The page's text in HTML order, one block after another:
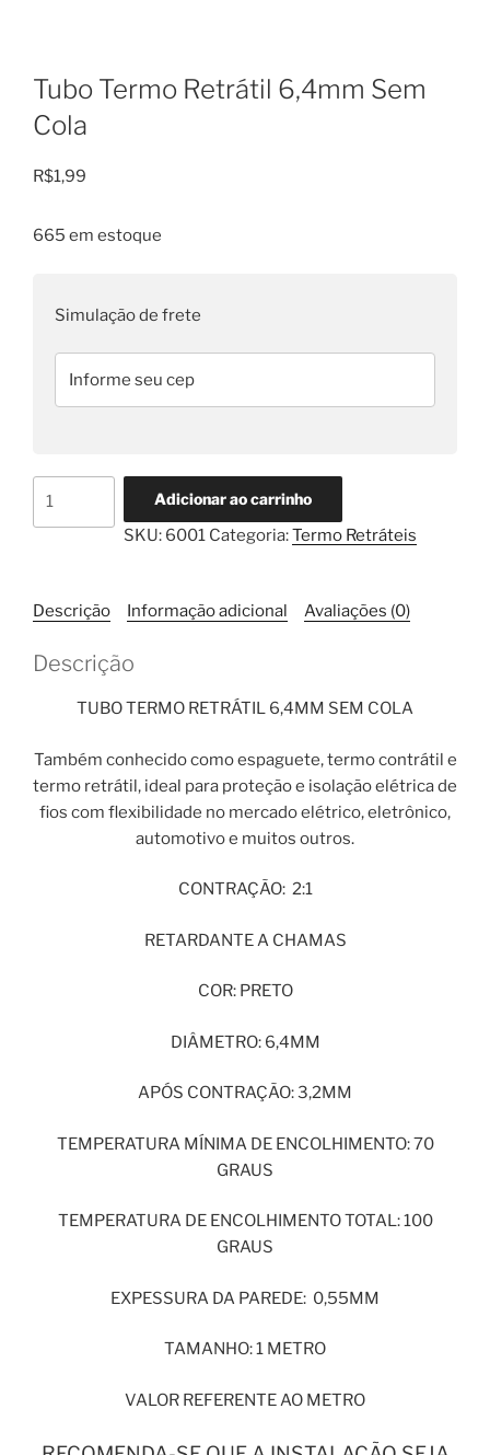
Tubo Termo Retrátil 6,4mm Sem
Cola
R$1,99
665 em estoque
Simulação de frete
Cola
Adicionar ao carrinho
SKU: 6001 Categoria:Termo Retráteis
Descrição Informação adicional Avaliações (0)
Descrição
TUBO TERMO RETRÁTIL 6,4MM SEM COLA
Também conhecido como espaguete, termo contrátil e
termo retrátil, ideal para proteção e isolação elétrica de
fios com flexibilidade no mercado elétrico, eletrônico,
automotivo e muitos outros.
CONTRAÇÃO: 2:1
RETARDANTE A CHAMAS
COR: PRETO
DIÂMETRO: 6,4MM
APÓS CONTRAÇÃO: 3,2MM
TEMPERATURA MÍNIMA DE ENCOLHIMENTO: 70
GRAUS
TEMPERATURA DE ENCOLHIMENTO TOTAL: 100
GRAUS
EXPESSURA DA PAREDE: 0,55MM
TAMANHO: 1 METRO
VALOR REFERENTE AO METRO